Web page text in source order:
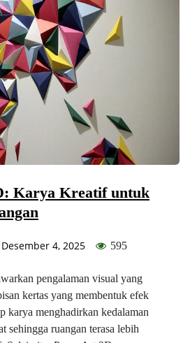
Karya Kreatif untuk
Desember 4, 2025 595
pengalaman visual yang
kertas yang membentuk efek
karya menghadirkan kedalaman
sehingga ruangan terasa lebih